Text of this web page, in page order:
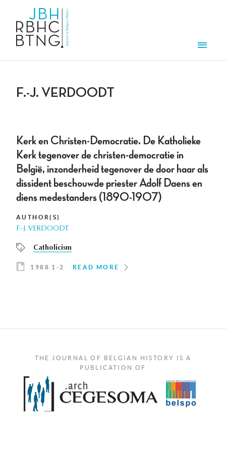
F.-J. VERDOODT
Kerk en Christen-Democratie. De Katholieke
Kerk tegenover de christen-democratie in
België, inzonderheid tegenover de door haar als
dissident beschouwde priester Adolf Daens en
diens medestanders (1890-1907)
AUTHOR(S)
F.-J. VERDOODT
Catholicism
1988 1-2 READ MORE
THE JOURNAL OF BELGIAN HISTORY IS A
PUBLICATION OF